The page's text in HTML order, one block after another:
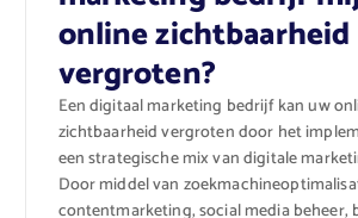
online zichtbaarheid
vergroten?
Een digitaal marketing bedrijf kan uw
zichtbaarheid vergroten door het
een strategische mix van digitale
Door middel van
contentmarketing, social media beheer,